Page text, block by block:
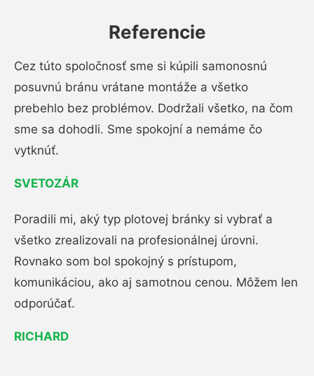
Referencie
Cez túto spoločnosť sme si kúpili samonosnú
posuvnú bránu vrátane montáže a všetko
prebehlo bez problémov. Dodržali všetko, na čom
sme sa dohodli. Sme spokojní a nemáme čo
vytknúť.
SVETOZÁR
Poradili mi, aký typ plotovej bránky si vybrať a
všetko zrealizovali na profesionálnej úrovni.
Rovnako som bol spokojný s prístupom,
komunikáciou, ako aj samotnou cenou. Môžem len
odporúčať.
RICHARD